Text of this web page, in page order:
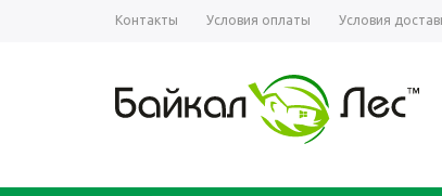
Контакты Условия оплаты Условия